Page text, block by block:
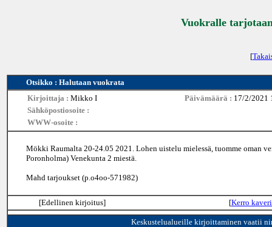
Vuokralle
[
Otsikko : Halutaan vuokrata
Kirjoittaja : Mikko I Päivämäärä : 17/2/2021
Sähköpostiosoite :
WWW-osoite :
Mökki Raumalta 20-24.05 2021. Lohen uistelu mielessä, tuomme oman
Poronholma) Venekunta 2 miestä.
Mahd tarjoukset (p.o4oo-571982)
[Edellinen kirjoitus] [Kerro
Keskustelualueille kirjoittaminen vaatii